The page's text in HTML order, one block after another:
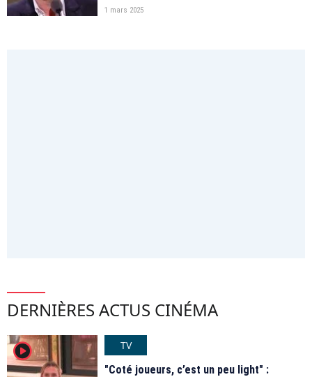
1 mars 2025
DERNIÈRES ACTUS CINÉMA
player2
TV
"Coté joueurs, c’est un peu light" :